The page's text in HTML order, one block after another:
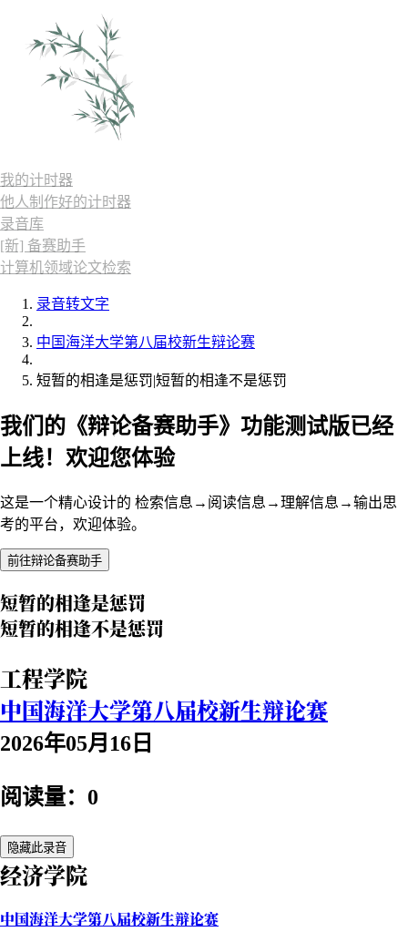
我的计时器
他人制作好的计时器
录音库
[新] 备赛助手
计算机领域论文检索
录音转文字
中国海洋大学第八届校新生辩论赛
短暂的相逢是惩罚|短暂的相逢不是惩罚
我们的《辩论备赛助手》功能测试版已经
上线！欢迎您体验
这是一个精心设计的 检索信息→阅读信息→理解信息→输出思
考的平台，欢迎体验。
前往辩论备赛助手
短暂的相逢是惩罚
短暂的相逢不是惩罚
工程学院
中国海洋大学第八届校新生辩论赛
2026年05月16日
阅读量：0
隐藏此录音
经济学院
中国海洋大学第八届校新生辩论赛